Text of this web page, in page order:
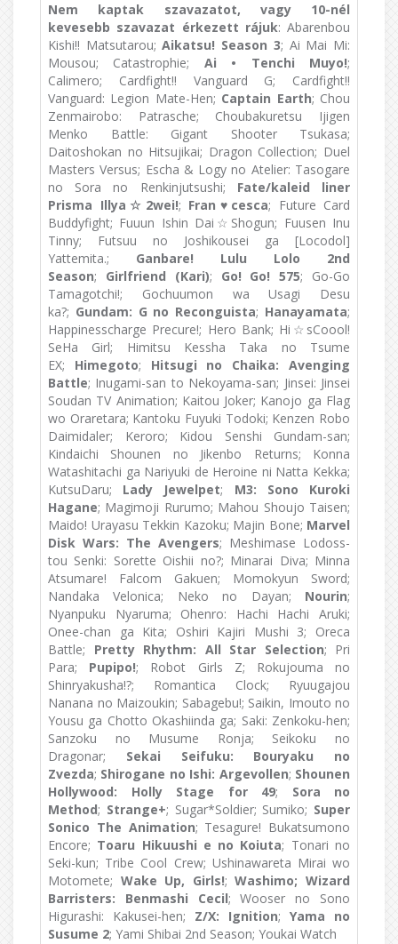
Nem kaptak szavazatot, vagy 10-nél
kevesebb szavazat érkezett rájuk: Abarenbou
Kishi!! Matsutarou;Aikatsu! Season 3; Ai Mai Mi:
Mousou; Catastrophie; Ai • Tenchi Muyo!;
Calimero; Cardfight!! Vanguard G; Cardfight!!
Vanguard: Legion Mate-Hen; Captain Earth; Chou
Zenmairobo: Patrasche; Choubakuretsu Ijigen
Menko Battle: Gigant Shooter Tsukasa;
Daitoshokan no Hitsujikai; Dragon Collection; Duel
Masters Versus; Escha & Logy no Atelier: Tasogare
no Sora no Renkinjutsushi; Fate/kaleid liner
Prisma Illya ☆ 2wei!; Fran♥ cesca; Future Card
Buddyfight; Fuuun Ishin Dai☆Shogun; Fuusen Inu
Tinny; Futsuu no Joshikousei ga [Locodol]
Yattemita.; Ganbare! Lulu Lolo 2nd
Season; Girlfriend (Kari); Go! Go! 575; Go-Go
Tamagotchi!; Gochuumon wa Usagi Desu
ka?; Gundam: G no Reconguista; Hanayamata;
Happinesscharge Precure!; Hero Bank; Hi☆sCoool!
SeHa Girl; Himitsu Kessha Taka no Tsume
EX; Himegoto; Hitsugi no Chaika: Avenging
Battle; Inugami-san to Nekoyama-san; Jinsei: Jinsei
Soudan TV Animation; Kaitou Joker; Kanojo ga Flag
wo Oraretara; Kantoku Fuyuki Todoki; Kenzen Robo
Daimidaler; Keroro; Kidou Senshi Gundam-san;
Kindaichi Shounen no Jikenbo Returns; Konna
Watashitachi ga Nariyuki de Heroine ni Natta Kekka;
KutsuDaru; Lady Jewelpet; M3: Sono Kuroki
Hagane; Magimoji Rurumo; Mahou Shoujo Taisen;
Maido! Urayasu Tekkin Kazoku; Majin Bone; Marvel
Disk Wars: The Avengers; Meshimase Lodoss-
tou Senki: Sorette Oishii no?; Minarai Diva; Minna
Atsumare! Falcom Gakuen; Momokyun Sword;
Nandaka Velonica; Neko no Dayan; Nourin;
Nyanpuku Nyaruma; Ohenro: Hachi Hachi Aruki;
Onee-chan ga Kita; Oshiri Kajiri Mushi 3; Oreca
Battle; Pretty Rhythm: All Star Selection; Pri
Para; Pupipo!; Robot Girls Z; Rokujouma no
Shinryakusha!?; Romantica Clock; Ryuugajou
Nanana no Maizoukin; Sabagebu!; Saikin, Imouto no
Yousu ga Chotto Okashiinda ga; Saki: Zenkoku-hen;
Sanzoku no Musume Ronja; Seikoku no
Dragonar; Sekai Seifuku: Bouryaku no
Zvezda; Shirogane no Ishi: Argevollen; Shounen
Hollywood: Holly Stage for 49; Sora no
Method; Strange+; Sugar*Soldier; Sumiko; Super
Sonico The Animation; Tesagure! Bukatsumono
Encore; Toaru Hikuushi e no Koiuta; Tonari no
Seki-kun; Tribe Cool Crew; Ushinawareta Mirai wo
Motomete; Wake Up, Girls!;Washimo; Wizard
Barristers: Benmashi Cecil; Wooser no Sono
Higurashi: Kakusei-hen; Z/X: Ignition; Yama no
Susume 2; Yami Shibai 2nd Season; Youkai Watch